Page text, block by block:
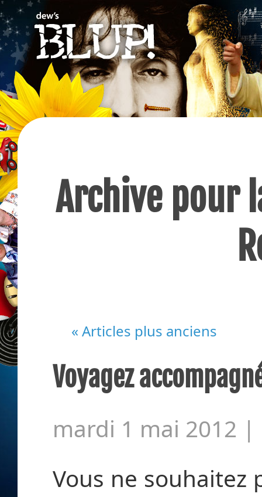
Archive pour
« Articles plus anciens
Voyagez
mardi 1 mai 2012 |
Vous ne souhaitez